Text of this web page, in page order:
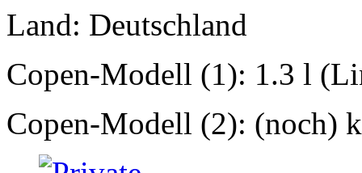
Land: Deutschland
Copen-Modell (1): 1.3 l
Copen-Modell (2): (noch)